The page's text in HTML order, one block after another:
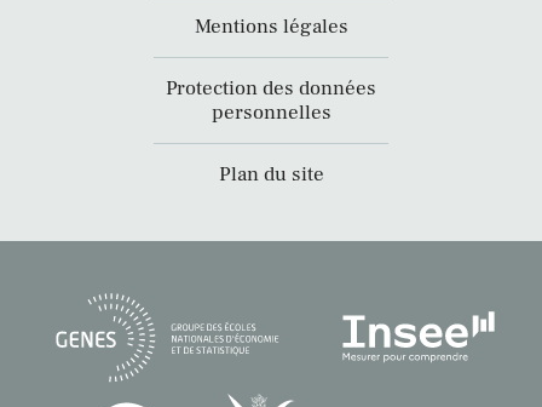
Mentions légales
Protection des données
personnelles
Plan du site